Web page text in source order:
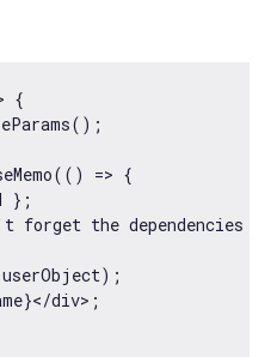
{
=> {
};
forget the dependencies
div>;